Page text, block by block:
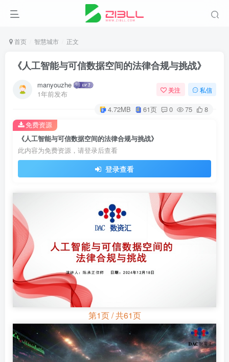
首页 智慧城市 正文
《人工智能与可信数据空间的法律合规与挑战》
manyouzhe
1年前发布
关注 私信
4.72MB 61页 0 75 8
《人工智能与可信数据空间的法律合规与挑战》
此内容为免费资源，请登录后查看
登录查看
免费资源
第1页 / 共61页